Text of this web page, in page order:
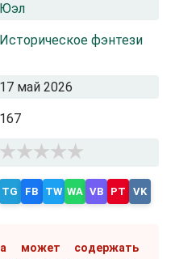
Юэл
Историческое фэнтези
17 май 2026
167
TG FB TW WA VB PT VK
может содержать